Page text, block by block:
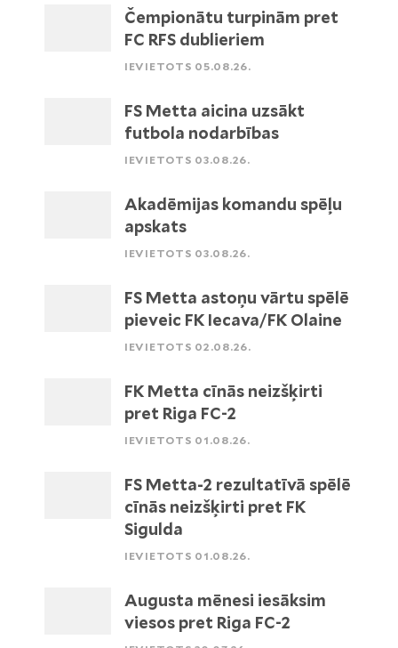
Čempionātu turpinām pret
FC RFS dublieriem
IEVIETOTS 05.08.26.
FS Metta aicina uzsākt
futbola nodarbības
IEVIETOTS 03.08.26.
Akadēmijas komandu spēļu
apskats
IEVIETOTS 03.08.26.
FS Metta astoņu vārtu spēlē
pieveic FK Iecava/FK Olaine
IEVIETOTS 02.08.26.
FK Metta cīnās neizšķirti
pret Riga FC-2
IEVIETOTS 01.08.26.
FS Metta-2 rezultatīvā spēlē
cīnās neizšķirti pret FK
Sigulda
IEVIETOTS 01.08.26.
Augusta mēnesi iesāksim
viesos pret Riga FC-2